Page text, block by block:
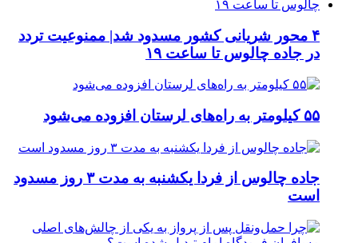
۴ محور شریانی کشور مسدود شد| ممنوعیت تردد
در جاده چالوس تا ساعت ۱۹
۵۵ کیلومتر به راه‌های لرستان افزوده می‌شود
جاده چالوس از فردا یکشنبه به مدت ۳ روز مسدود
است